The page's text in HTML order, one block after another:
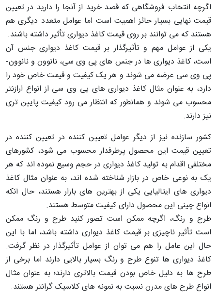
اگرچه انتخاب فروشگاهی که قصد خرید از آنجا را دارید در تعیین
قیمت نهایی بسیار حائز اهمیت است اما عوامل متعدد دیگری هم
هستند که می توانند بر روی قیمت کاغذ دیواری تأثیر داشته باشند.
یکی از عوامل مهم و تأثیرگذار بر قیمت کاغذ دیواری جنس آن
است، کاغذ دیواری ها در جنس های پی وی سی، نانوون و نانوون-
پی وی سی عرضه می شوند و هر یک کیفیت و قیمت خاص خود را
دارد، به عنوان مثال کاغذ دیواری های پی وی سی از انواع ارازنتر
محسوب می شوند و همانطور که انتظار می رود کیفیت پایین تری
نیز دارند.
کشور سازنده نیز از دیگر عوامل تعیین کننده در تعیین کننده در
تعیین قیمت این محصول پرطرفدار محسوب می شود، کشورهای
مختلفی اقدام به تولید کاغذ دیواری در حجم وسیع نموده اند که هر
یک به نوعی خاص در بازار شناخته شده اند، به عنوان مثال کاغذ
دیواری های ایتالیایی یکی از بهترین های بازار هستند، حال آنکه
انواع چینی این محصول دارای کیفیت متوسط هستند.
طرح و رنگ، اگرچه ممکن است تصور کنید طرح و رنگ ممکن
است تأثیر ناچیزی بر قیمت کاغذ دیواری داشته باشد، اما با این
حال این عامل را هم می توان از عوامل تأثیرگذار در نظر گرفت.
کاغذ دیواری ها تنوع طرح و رنگ بسیار بالایی دارند اما برخی از
طرح ها به دلیل خاص بودن قیمت بالاتری دارند؛ به عنوان مثال
انواع طرح های مدرن نسبت به نمونه های کلاسیک گرانتر هستند.